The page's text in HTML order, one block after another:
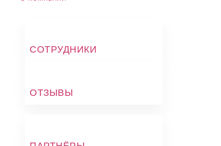
СОТРУДНИКИ
ОТЗЫВЫ